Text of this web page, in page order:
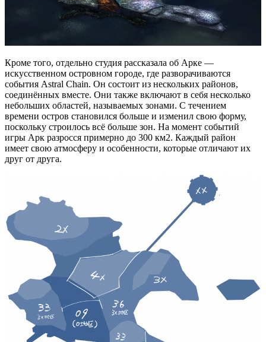
Кроме того, отдельно студия рассказала об Арке —
искусственном островном городе, где разворачиваются
события Astral Chain. Он состоит из нескольких районов,
соединённых вместе. Они также включают в себя несколько
небольших областей, называемых зонами. С течением
времени остров становился больше и изменил свою форму,
поскольку строилось всё больше зон. На момент событий
игры Арк разросся примерно до 300 км2. Каждый район
имеет свою атмосферу и особенности, которые отличают их
друг от друга.